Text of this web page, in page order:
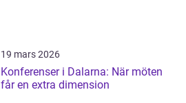
19 mars 2026
Konferenser i Dalarna: När möten
får en extra dimension